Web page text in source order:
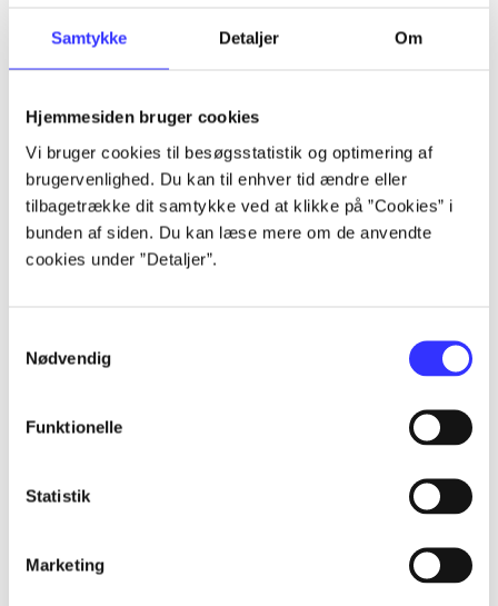
Samtykke Detaljer Om
Hjemmesiden bruger cookies
Vi bruger cookies til besøgsstatistik og optimering af
brugervenlighed. Du kan til enhver tid ændre eller
tilbagetrække dit samtykke ved at klikke på ”Cookies” i
bunden af siden. Du kan læse mere om de anvendte
cookies under ”Detaljer”.
Nødvendig
Funktionelle
Statistik
Marketing
Artikler
Alle registrerede artikler fordelt på udgivelser
...